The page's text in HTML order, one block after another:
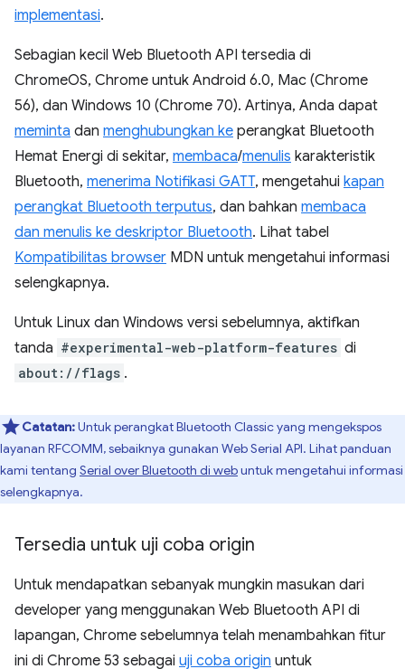
implementasi.
Sebagian kecil Web Bluetooth API tersedia di
ChromeOS, Chrome untuk Android 6.0, Mac (Chrome
56), dan Windows 10 (Chrome 70). Artinya, Anda dapat
meminta dan menghubungkan ke perangkat Bluetooth
Hemat Energi di sekitar, membaca/menulis karakteristik
Bluetooth, menerima Notifikasi GATT, mengetahui kapan
perangkat Bluetooth terputus, dan bahkan membaca
dan menulis ke deskriptor Bluetooth. Lihat tabel
Kompatibilitas browser MDN untuk mengetahui informasi
selengkapnya.
Untuk Linux dan Windows versi sebelumnya, aktifkan
tanda #experimental-web-platform-features di
about://flags .
Catatan:Untuk perangkat Bluetooth Classic yang mengekspos
layanan RFCOMM, sebaiknya gunakan Web Serial API. Lihat panduan
kami tentang Serial over Bluetooth di webuntuk mengetahui informasi
selengkapnya.
Tersedia untuk uji coba origin
Untuk mendapatkan sebanyak mungkin masukan dari
developer yang menggunakan Web Bluetooth API di
lapangan, Chrome sebelumnya telah menambahkan fitur
ini di Chrome 53 sebagai uji coba origin untuk